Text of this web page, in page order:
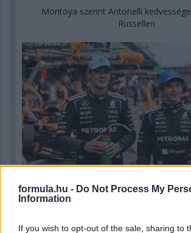
formula.hu - Do Not Process My
Information
If you wish to opt-out of the sale, sharing to
Montoya szerint Antonelli
Russellen